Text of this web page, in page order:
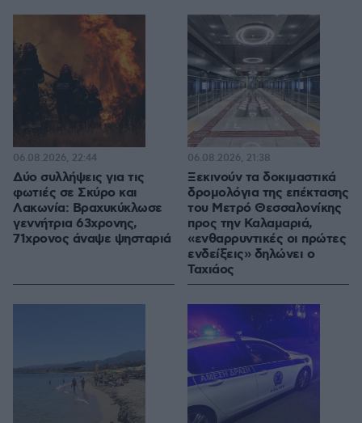
Δύο συλλήψεις για τις
φωτιές σε Σκύρο και
Λακωνία: Βραχυκύκλωσε
γεννήτρια 63χρονης,
71χρονος άναψε ψησταριά
06.08.2026, 22:44
Ξεκινούν τα δοκιμαστικά
δρομολόγια της επέκτασης
του Μετρό Θεσσαλονίκης
προς την Καλαμαριά,
«ενθαρρυντικές οι πρώτες
ενδείξεις» δηλώνει ο
Ταχιάος
06.08.2026, 21:38